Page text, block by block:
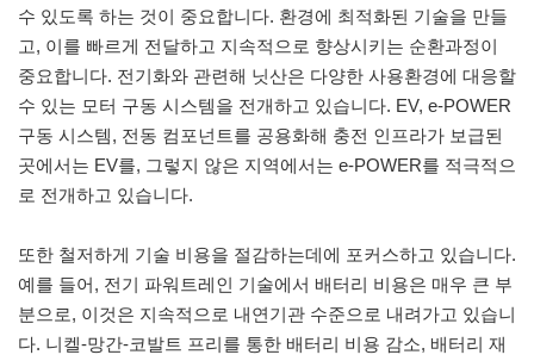
수 있도록 하는 것이 중요합니다. 환경에 최적화된 기술을 만들
고, 이를 빠르게 전달하고 지속적으로 향상시키는 순환과정이
중요합니다. 전기화와 관련해 닛산은 다양한 사용환경에 대응할
수 있는 모터 구동 시스템을 전개하고 있습니다. EV, e-POWER
구동 시스템, 전동 컴포넌트를 공용화해 충전 인프라가 보급된
곳에서는 EV를, 그렇지 않은 지역에서는 e-POWER를 적극적으
로 전개하고 있습니다.
또한 철저하게 기술 비용을 절감하는데에 포커스하고 있습니다.
예를 들어, 전기 파워트레인 기술에서 배터리 비용은 매우 큰 부
분으로, 이것은 지속적으로 내연기관 수준으로 내려가고 있습니
다. 니켈-망간-코발트 프리를 통한 배터리 비용 감소, 배터리 재